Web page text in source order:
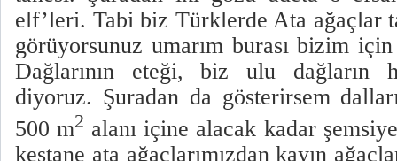
elf’leri. Tabi biz Türklerde Ata ağaçlar
görüyorsunuz umarım burası bizim
Dağlarının eteği, biz ulu dağların
diyoruz. Şuradan da gösterirsem
500 m2 alanı içine alacak kadar
kestane ata ağaçlarımızdan kayın